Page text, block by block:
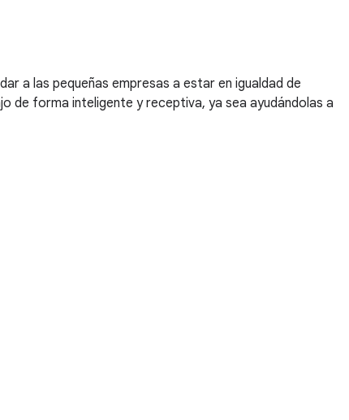
a las pequeñas empresas a estar en igualdad de
de forma inteligente y receptiva, ya sea ayudándolas a